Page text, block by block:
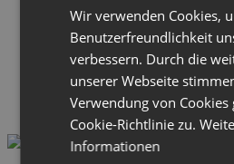
Wir verwenden Cookies,
Benutzerfreundlichkeit
verbessern. Durch die
unserer Webseite
Verwendung von
Cookie-Richtlinie zu.
Informationen